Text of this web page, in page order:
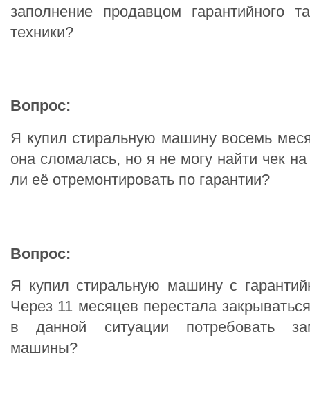
заполнение продавцом гарантийного
техники?
Вопрос:
Я купил стиральную машину восемь
она сломалась, но я не могу найти чек
ли её отремонтировать по гарантии?
Вопрос:
Я купил стиральную машину с
Через 11 месяцев перестала
в данной ситуации потребовать
машины?